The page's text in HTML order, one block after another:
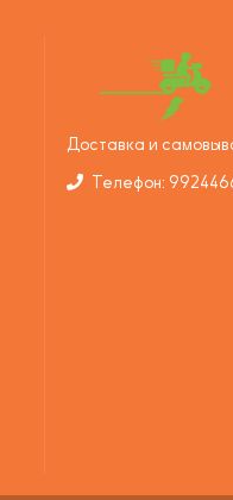
Доставка и
Телефон: